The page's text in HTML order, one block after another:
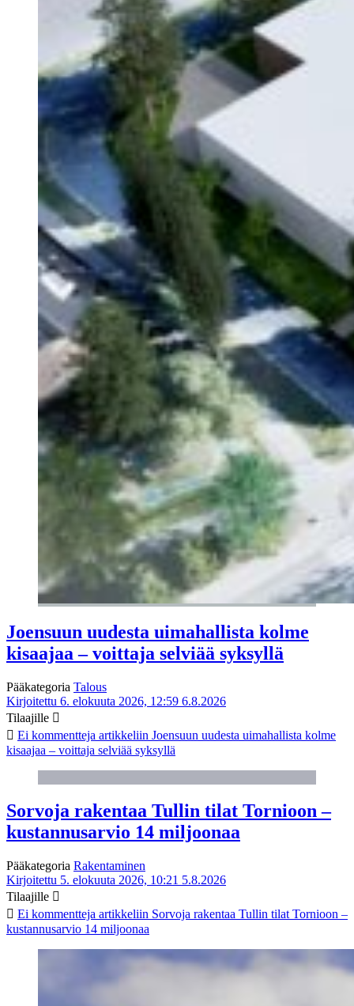
Joensuun uudesta uimahallista kolme
kisaajaa – voittaja selviää syksyllä
Pääkategoria Talous
Kirjoitettu 6. elokuuta 2026, 12:59 6.8.2026
Tilaajille
Ei kommentteja artikkeliin Joensuun uudesta uimahallista kolme
kisaajaa – voittaja selviää syksyllä
Sorvoja rakentaa Tullin tilat Tornioon –
kustannusarvio 14 miljoonaa
Pääkategoria Rakentaminen
Kirjoitettu 5. elokuuta 2026, 10:21 5.8.2026
Tilaajille
Ei kommentteja artikkeliin Sorvoja rakentaa Tullin tilat Tornioon –
kustannusarvio 14 miljoonaa